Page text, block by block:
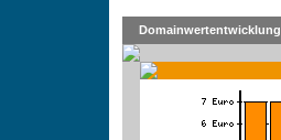
Domainwertentwicklung